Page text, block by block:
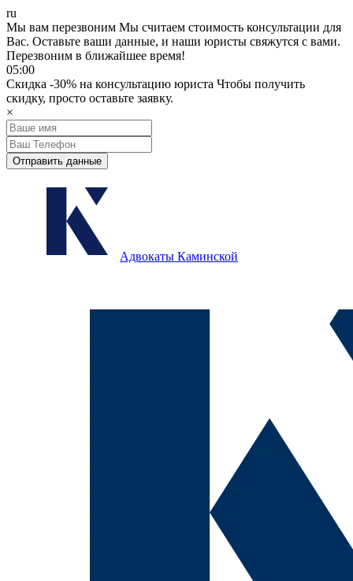
ru
Мы вам перезвоним Мы считаем стоимость консультации для
Вас. Оставьте ваши данные, и наши юристы свяжутся с вами.
Перезвоним в ближайшее время!
05:00
Скидка -30% на консультацию юриста Чтобы получить
скидку, просто оставьте заявку.
×
Отправить данные
Адвокаты Каминской